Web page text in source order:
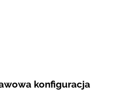
konfiguracja